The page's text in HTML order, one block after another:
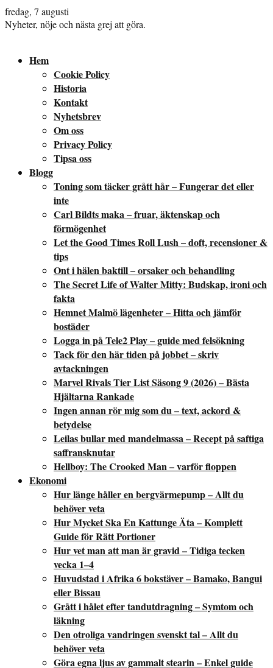
fredag, 7 augusti
Nyheter, nöje och nästa grej att göra.
Hem
Cookie Policy
Historia
Kontakt
Nyhetsbrev
Om oss
Privacy Policy
Tipsa oss
Blogg
Toning som täcker grått hår – Fungerar det eller
inte
Carl Bildts maka – fruar, äktenskap och
förmögenhet
Let the Good Times Roll Lush – doft, recensioner &
tips
Ont i hälen baktill – orsaker och behandling
The Secret Life of Walter Mitty: Budskap, ironi och
fakta
Hemnet Malmö lägenheter – Hitta och jämför
bostäder
Logga in på Tele2 Play – guide med felsökning
Tack för den här tiden på jobbet – skriv
avtackningen
Marvel Rivals Tier List Säsong 9 (2026) – Bästa
Hjältarna Rankade
Ingen annan rör mig som du – text, ackord &
betydelse
Leilas bullar med mandelmassa – Recept på saftiga
saffransknutar
Hellboy: The Crooked Man – varför floppen
Ekonomi
Hur länge håller en bergvärmepump – Allt du
behöver veta
Hur Mycket Ska En Kattunge Äta – Komplett
Guide för Rätt Portioner
Hur vet man att man är gravid – Tidiga tecken
vecka 1–4
Huvudstad i Afrika 6 bokstäver – Bamako, Bangui
eller Bissau
Grått i hålet efter tandutdragning – Symtom och
läkning
Den otroliga vandringen svenskt tal – Allt du
behöver veta
Göra egna ljus av gammalt stearin – Enkel guide